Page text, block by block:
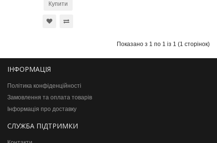
Купити
Показано з 1 по 1 із 1 (1 сторінок)
ІНФОРМАЦІЯ
Політика конфіденційності
Замовлення та оплата товарів
Інформація про доставку
СЛУЖБА ПІДТРИМКИ